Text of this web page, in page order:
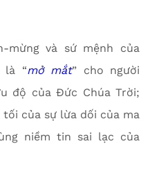
mừng và sứ mệnh của
là “mở mắt” cho người
độ của Đức Chúa Trời;
của sự lừa dối của ma
niềm tin sai lạc của